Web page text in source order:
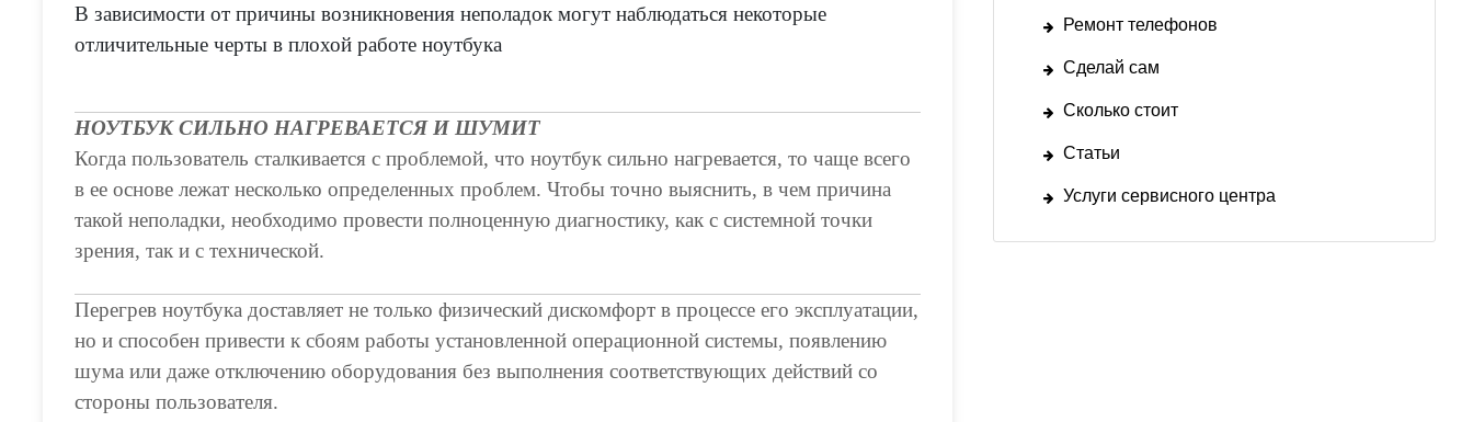
В зависимости от причины возникновения неполадок могут наблюдаться некоторые
отличительные черты в плохой работе ноутбука
НОУТБУК СИЛЬНО НАГРЕВАЕТСЯ И ШУМИТ
Когда пользователь сталкивается с проблемой, что ноутбук сильно нагревается, то чаще всего
в ее основе лежат несколько определенных проблем. Чтобы точно выяснить, в чем причина
такой неполадки, необходимо провести полноценную диагностику, как с системной точки
зрения, так и с технической.
Перегрев ноутбука доставляет не только физический дискомфорт в процессе его эксплуатации,
но и способен привести к сбоям работы установленной операционной системы, появлению
шума или даже отключению оборудования без выполнения соответствующих действий со
стороны пользователя.
Ремонт телефонов
Сделай сам
Сколько стоит
Статьи
Услуги сервисного центра